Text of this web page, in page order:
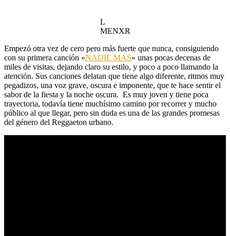
L
MENXR
Empezó otra vez de cero pero más fuerte que nunca, consiguiendo
con su primera canción »NADIE MAS» unas pocas decenas de
miles de visitas, dejando claro su estilo, y poco a poco llamando la
atención. Sus canciones delatan que tiene algo diferente, ritmos muy
pegadizos, una voz grave, oscura e imponente, que te hace sentir el
sabor de la fiesta y la noche oscura. Es muy joven y tiene poca
trayectoria, todavía tiene muchísimo camino por recorrer y mucho
público al que llegar, pero sin duda es una de las grandes promesas
del género del Reggaeton urbano.